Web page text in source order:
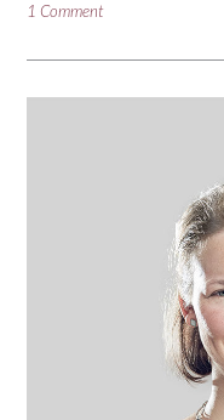
1 Comment